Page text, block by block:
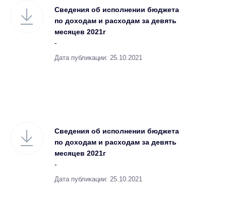
Сведения об исполнении бюджета
по доходам и расходам за девять
месяцев 2021г
-
Дата публикации: 25.10.2021
Сведения об исполнении бюджета
по доходам и расходам за девять
месяцев 2021г
-
Дата публикации: 25.10.2021